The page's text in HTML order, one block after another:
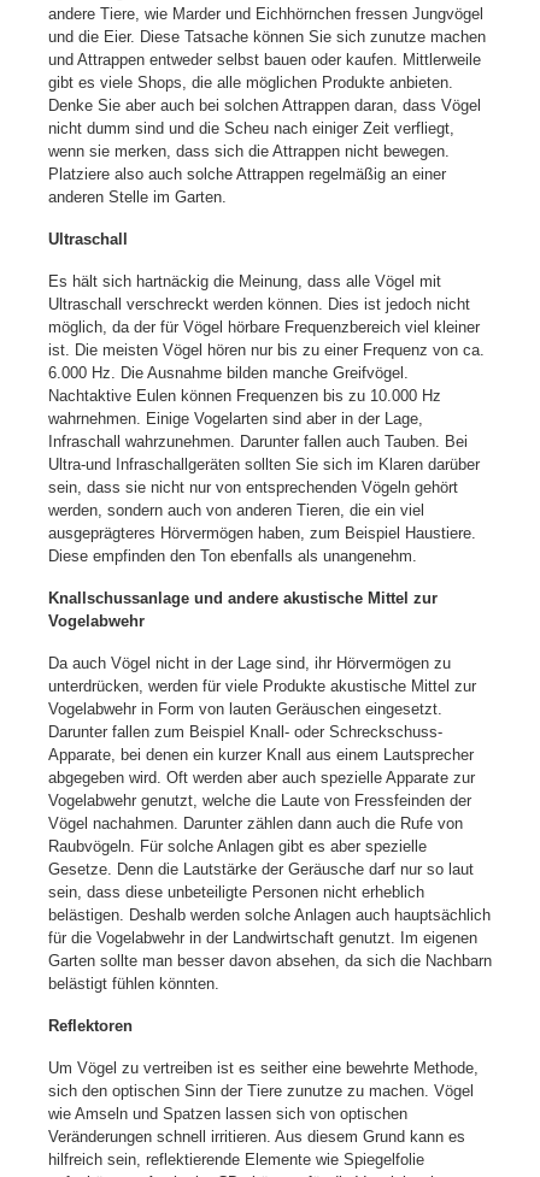
andere Tiere, wie Marder und Eichhörnchen fressen Jungvögel
und die Eier. Diese Tatsache können Sie sich zunutze machen
und Attrappen entweder selbst bauen oder kaufen. Mittlerweile
gibt es viele Shops, die alle möglichen Produkte anbieten.
Denke Sie aber auch bei solchen Attrappen daran, dass Vögel
nicht dumm sind und die Scheu nach einiger Zeit verfliegt,
wenn sie merken, dass sich die Attrappen nicht bewegen.
Platziere also auch solche Attrappen regelmäßig an einer
anderen Stelle im Garten.
Ultraschall
Es hält sich hartnäckig die Meinung, dass alle Vögel mit
Ultraschall verschreckt werden können. Dies ist jedoch nicht
möglich, da der für Vögel hörbare Frequenzbereich viel kleiner
ist. Die meisten Vögel hören nur bis zu einer Frequenz von ca.
6.000 Hz. Die Ausnahme bilden manche Greifvögel.
Nachtaktive Eulen können Frequenzen bis zu 10.000 Hz
wahrnehmen. Einige Vogelarten sind aber in der Lage,
Infraschall wahrzunehmen. Darunter fallen auch Tauben. Bei
Ultra-und Infraschallgeräten sollten Sie sich im Klaren darüber
sein, dass sie nicht nur von entsprechenden Vögeln gehört
werden, sondern auch von anderen Tieren, die ein viel
ausgeprägteres Hörvermögen haben, zum Beispiel Haustiere.
Diese empfinden den Ton ebenfalls als unangenehm.
Knallschussanlage und andere akustische Mittel zur
Vogelabwehr
Da auch Vögel nicht in der Lage sind, ihr Hörvermögen zu
unterdrücken, werden für viele Produkte akustische Mittel zur
Vogelabwehr in Form von lauten Geräuschen eingesetzt.
Darunter fallen zum Beispiel Knall- oder Schreckschuss-
Apparate, bei denen ein kurzer Knall aus einem Lautsprecher
abgegeben wird. Oft werden aber auch spezielle Apparate zur
Vogelabwehr genutzt, welche die Laute von Fressfeinden der
Vögel nachahmen. Darunter zählen dann auch die Rufe von
Raubvögeln. Für solche Anlagen gibt es aber spezielle
Gesetze. Denn die Lautstärke der Geräusche darf nur so laut
sein, dass diese unbeteiligte Personen nicht erheblich
belästigen. Deshalb werden solche Anlagen auch hauptsächlich
für die Vogelabwehr in der Landwirtschaft genutzt. Im eigenen
Garten sollte man besser davon absehen, da sich die Nachbarn
belästigt fühlen könnten.
Reflektoren
Um Vögel zu vertreiben ist es seither eine bewehrte Methode,
sich den optischen Sinn der Tiere zunutze zu machen. Vögel
wie Amseln und Spatzen lassen sich von optischen
Veränderungen schnell irritieren. Aus diesem Grund kann es
hilfreich sein, reflektierende Elemente wie Spiegelfolie